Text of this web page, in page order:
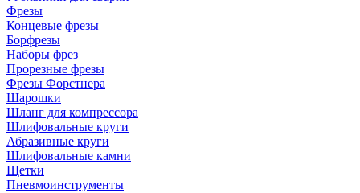
Фрезы
Концевые фрезы
Борфрезы
Наборы фрез
Прорезные фрезы
Фрезы Форстнера
Шарошки
Шланг для компрессора
Шлифовальные круги
Абразивные круги
Шлифовальные камни
Щетки
Пневмоинструменты